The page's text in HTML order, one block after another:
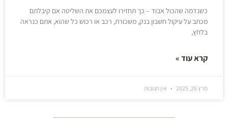
כשנדמה שהכול אבוד – כך תחזירו לעצמכם את השליטה אם קיבלתם
מכתב על עיקול חשבון בנק, משכורת, רכב או רכוש כל שהוא, אתם כנראה
בלחץ,
קרא עוד »
מרץ 26, 2025 אין תגובות